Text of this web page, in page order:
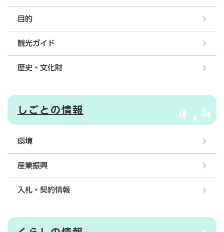
目的
観光ガイド
歴史・文化財
しごとの情報
環境
産業振興
入札・契約情報